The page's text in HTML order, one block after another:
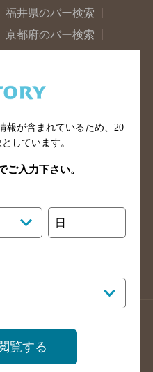
福井県のバー検索
京都府のバー検索
岡山県のバー検索
鳥取県のバー検索
徳島県のバー検索
愛媛県のバー検索
佐賀県のバー検索
熊本県のバー検索
グイン
報が含まれているため、 20
しています。
ご入力下さい。
日
覧する